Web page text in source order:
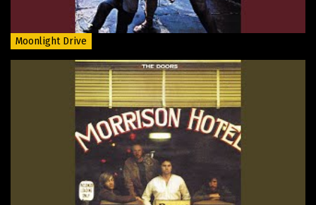
Moonlight Drive